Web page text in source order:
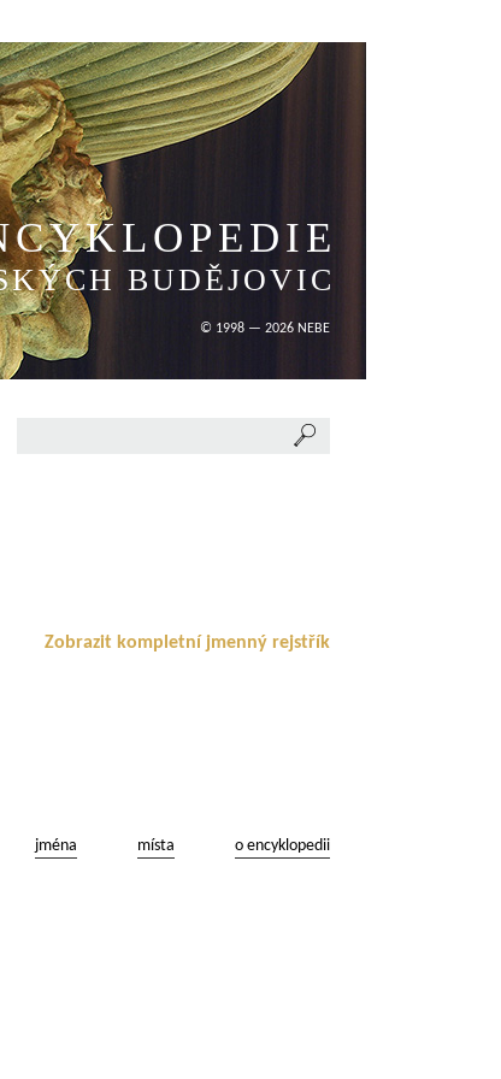
BUDĚJOVIC
© 1998 — 2026 NEBE
Zobrazit kompletní jmenný rejstřík
jména místa o encyklopedii